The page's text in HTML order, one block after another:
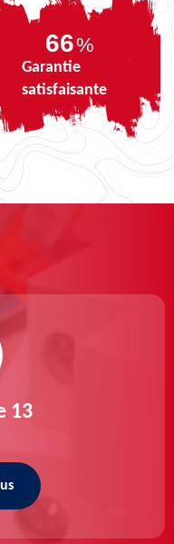
81%
Garantie
satisfaisante
13